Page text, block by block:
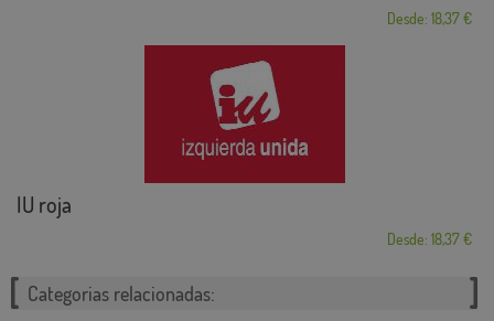
Desde: 18,37 €
IU roja
Desde: 18,37 €
Categorias relacionadas: